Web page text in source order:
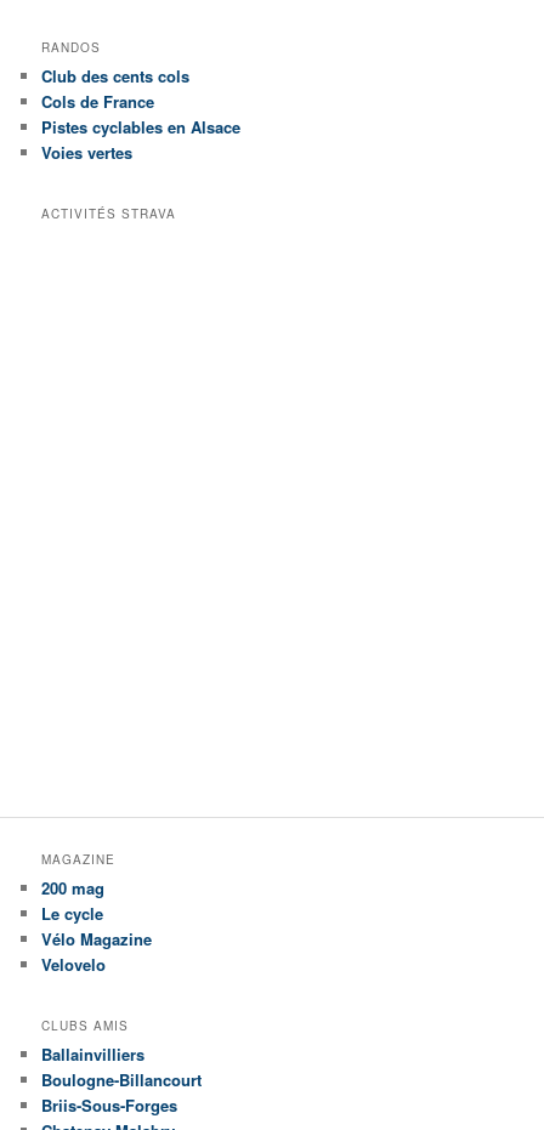
RANDOS
Club des cents cols
Cols de France
Pistes cyclables en Alsace
Voies vertes
ACTIVITÉS STRAVA
MAGAZINE
200 mag
Le cycle
Vélo Magazine
Velovelo
CLUBS AMIS
Ballainvilliers
Boulogne-Billancourt
Briis-Sous-Forges